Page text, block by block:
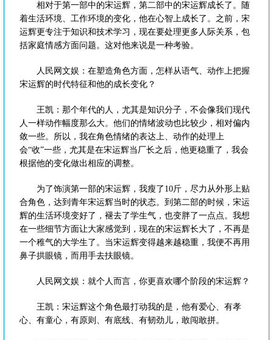
相对于第一部中的宋运辉，第二部中的宋运辉成长了。随
着生活环境、工作环境的变化，他在心智上成长了。之前，宋
运辉更专注于知识和技术学习，现在要处理更多人际关系，包
括家庭情感方面问题。这对他来说是一种考验。
人民网文娱：在塑造角色方面，怎样从语气、动作上把握
宋运辉的时代特征和他的成长变化？
王凯：那个年代的人，尤其是知识分子，不会像我们现代
人一样动作幅度那么大。他们的情绪波动也比较少，相对偏内
敛一些。所以，我在角色情绪的表达上、动作的处理上
会“收”一些，尤其是在宋运辉当厂长之后，他更稳重了，我会
根据他的变化做出相应的调整。
为了饰演第一部的宋运辉，我瘦了10斤，尽力从外形上贴
合角色，达到青年宋运辉当时的状态。到第二部的时候，宋运
辉的生活环境变好了，褪去了学生气，也变胖了一点点。我想
在一些细节方面让大家感觉到，现在的宋运辉长大了，不再是
一个稚气的大学生了。当宋运辉变得越来越稳重，我便不再用
鼻子拱眼镜，而用手去扶眼镜。
人民网文娱：就个人而言，你更喜欢哪个阶段的宋运辉？
王凯：宋运辉这个角色最打动我的是，他有爱心、有孝
心、有童心，有原则、有底线、有韧劲儿，敢闯敢拼。